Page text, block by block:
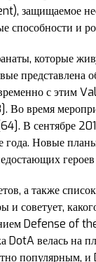
защищаемое
способности и
которые
с этим
время
В сентябре
года. Новые
а также
советует,
Defense of
DotA велась
популярным, и